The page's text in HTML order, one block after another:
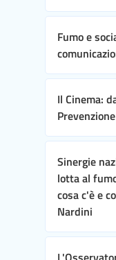
Fumo e
Il Cinema:
Sinergie
lotta al
cosa c'è e
Nardini